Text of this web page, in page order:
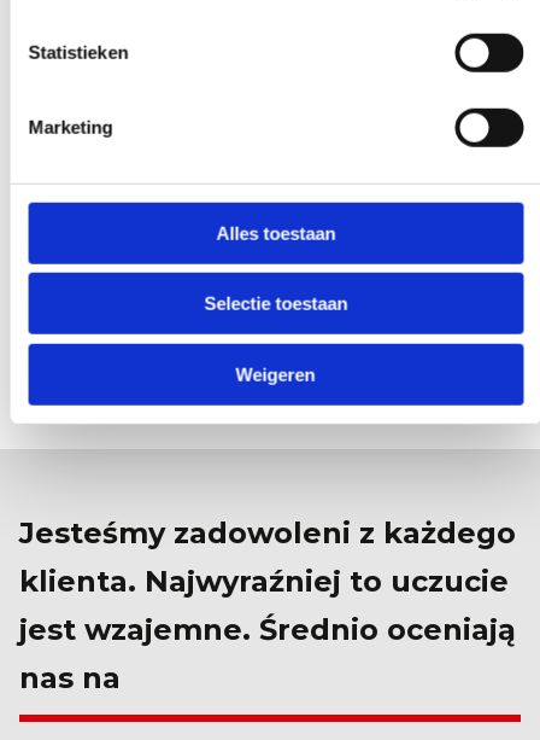
Statistieken
Marketing
Alles toestaan
Selectie toestaan
Weigeren
ją zrealizujemy - o ile będzie to możliwe.
Specjalna prośba?
DAJ NAM ZNAĆ
Jesteśmy zadowoleni z każdego
klienta. Najwyraźniej to uczucie
jest wzajemne. Średnio oceniają
nas na